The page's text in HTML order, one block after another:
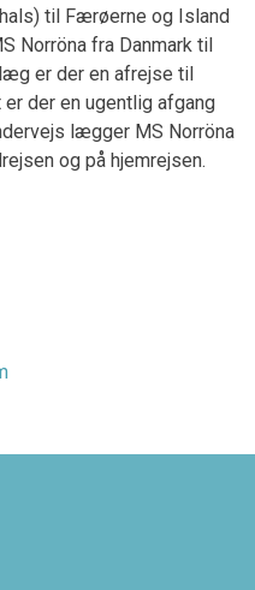
til Færøerne og Island
Norröna fra Danmark til
er der en afrejse til
der en ugentlig afgang
lægger MS Norröna
og på hjemrejsen.